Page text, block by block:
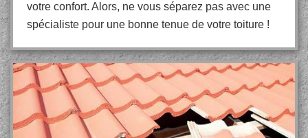
votre confort. Alors, ne vous séparez pas avec une
spécialiste pour une bonne tenue de votre toiture !